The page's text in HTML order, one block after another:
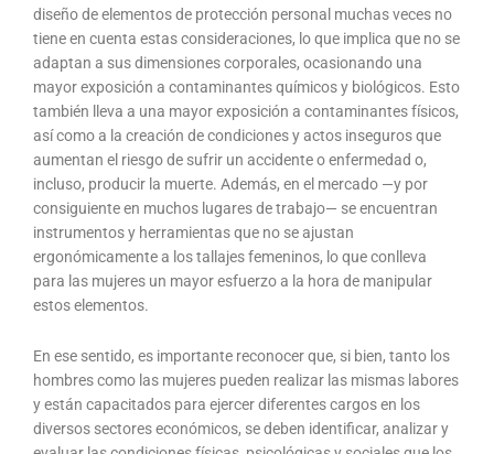
diseño de elementos de protección personal muchas veces no
tiene en cuenta estas consideraciones, lo que implica que no se
adaptan a sus dimensiones corporales, ocasionando una
mayor exposición a contaminantes químicos y biológicos. Esto
también lleva a una mayor exposición a contaminantes físicos,
así como a la creación de condiciones y actos inseguros que
aumentan el riesgo de sufrir un accidente o enfermedad o,
incluso, producir la muerte. Además, en el mercado —y por
consiguiente en muchos lugares de trabajo— se encuentran
instrumentos y herramientas que no se ajustan
ergonómicamente a los tallajes femeninos, lo que conlleva
para las mujeres un mayor esfuerzo a la hora de manipular
estos elementos.
En ese sentido, es importante reconocer que, si bien, tanto los
hombres como las mujeres pueden realizar las mismas labores
y están capacitados para ejercer diferentes cargos en los
diversos sectores económicos, se deben identificar, analizar y